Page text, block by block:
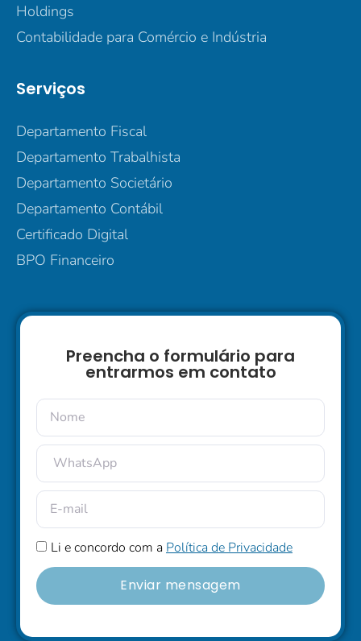
Holdings
Contabilidade para Comércio e Indústria
Serviços
Departamento Fiscal
Departamento Trabalhista
Departamento Societário
Departamento Contábil
Certificado Digital
BPO Financeiro
Preencha o formulário para
entrarmos em contato
Li e concordo com a Política de Privacidade
Enviar mensagem